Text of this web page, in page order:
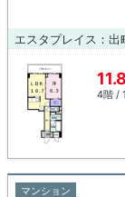
4階 /
マンション